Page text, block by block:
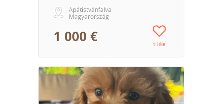
Apátistvánfalva
Magyarország
1 000 € 1 like